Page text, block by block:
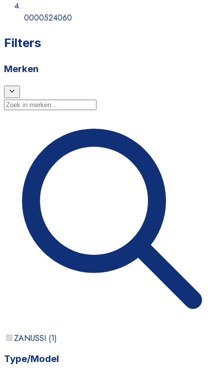
0000524060
Filters
Merken
ZANUSSI (1)
Type/Model